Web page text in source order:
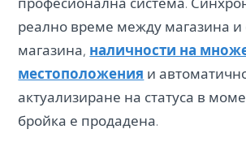
професионална система.
реално време между магазина и
магазина, наличности на
местоположения и
актуализиране на статуса в
бройка е продадена.